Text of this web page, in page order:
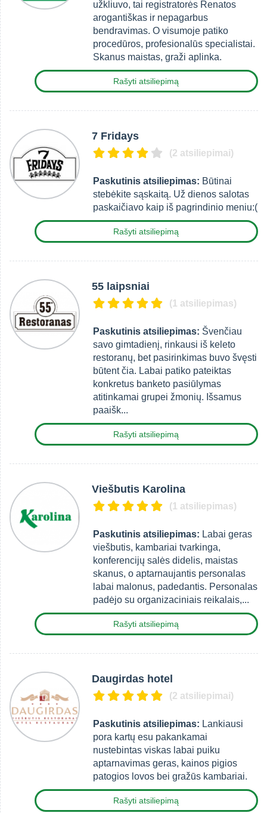
užkliuvo, tai registratorės Renatos
arogantiškas ir nepagarbus
bendravimas. O visumoje patiko
procedūros, profesionalūs specialistai.
Skanus maistas, graži aplinka.
Rašyti atsiliepimą
7 Fridays
(2 atsiliepimai)
Paskutinis atsiliepimas: Būtinai
stebėkite sąskaitą. Už dienos salotas
paskaičiavo kaip iš pagrindinio meniu:(
Rašyti atsiliepimą
55 laipsniai
(1 atsiliepimas)
Paskutinis atsiliepimas: Švenčiau
savo gimtadienį, rinkausi iš keleto
restoranų, bet pasirinkimas buvo švęsti
būtent čia. Labai patiko pateiktas
konkretus banketo pasiūlymas
atitinkamai grupei žmonių. Išsamus
paaišk...
Rašyti atsiliepimą
Viešbutis Karolina
(1 atsiliepimas)
Paskutinis atsiliepimas: Labai geras
viešbutis, kambariai tvarkinga,
konferencijų salės didelis, maistas
skanus, o aptarnaujantis personalas
labai malonus, padedantis. Personalas
padėjo su organizaciniais reikalais,...
Rašyti atsiliepimą
Daugirdas hotel
(2 atsiliepimai)
Paskutinis atsiliepimas: Lankiausi
pora kartų esu pakankamai
nustebintas viskas labai puiku
aptarnavimas geras, kainos pigios
patogios lovos bei gražūs kambariai.
Rašyti atsiliepimą